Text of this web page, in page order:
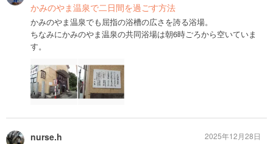
かみのやま温泉で二日間を過ごす方法
かみのやま温泉でも屈指の浴槽の広さを誇る浴場。
ちなみにかみのやま温泉の共同浴場は朝6時ごろから空いていま
す。
nurse.h 2025年12月28日